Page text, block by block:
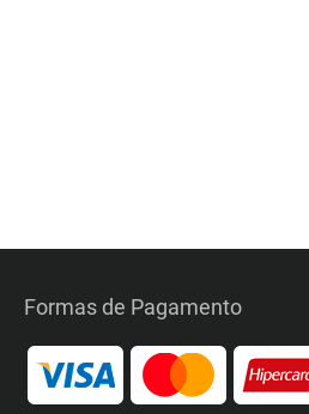
Formas de Pagamento